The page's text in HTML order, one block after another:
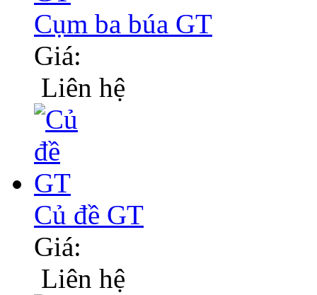
Cụm ba búa GT
Giá:
Liên hệ
Củ đề GT
Giá:
Liên hệ